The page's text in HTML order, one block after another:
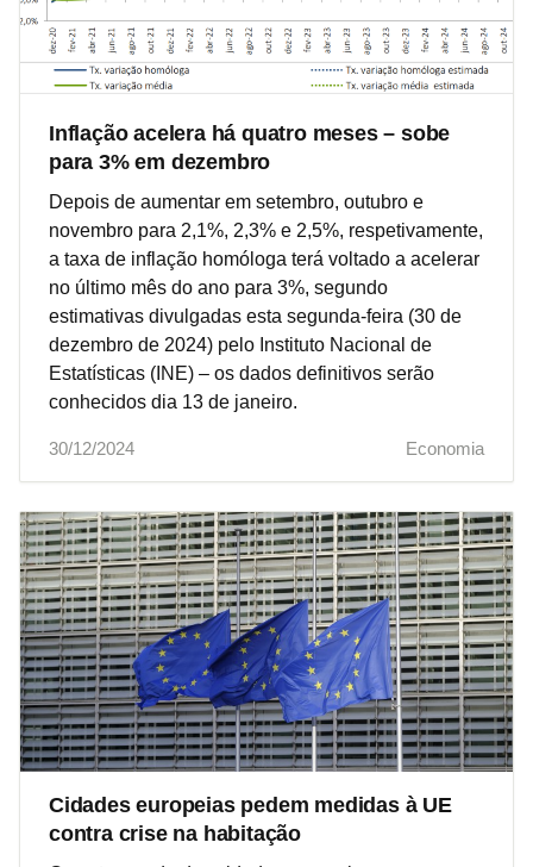
Inflação acelera há quatro meses – sobe
para 3% em dezembro
Depois de aumentar em setembro, outubro e
novembro para 2,1%, 2,3% e 2,5%, respetivamente,
a taxa de inflação homóloga terá voltado a acelerar
no último mês do ano para 3%, segundo
estimativas divulgadas esta segunda-feira (30 de
dezembro de 2024) pelo Instituto Nacional de
Estatísticas (INE) – os dados definitivos serão
conhecidos dia 13 de janeiro.
30/12/2024 Economia
Cidades europeias pedem medidas à UE
contra crise na habitação